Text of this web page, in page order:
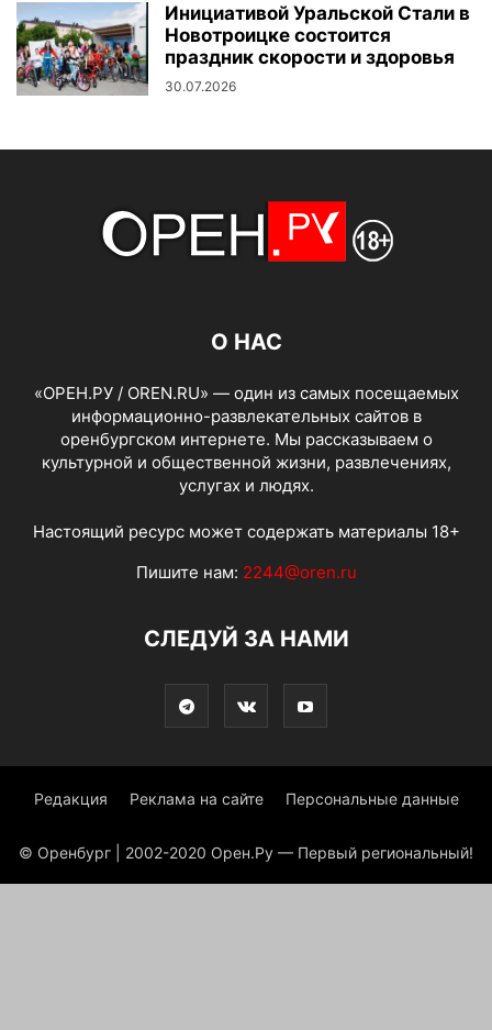
Инициативой Уральской Стали в
Новотроицке состоится
праздник скорости и здоровья
30.07.2026
О НАС
«ОРЕН.РУ / OREN.RU» — один из самых посещаемых
информационно-развлекательных сайтов в
оренбургском интернете. Мы рассказываем о
культурной и общественной жизни, развлечениях,
услугах и людях.
Настоящий ресурс может содержать материалы 18+
Пишите нам: 2244@oren.ru
СЛЕДУЙ ЗА НАМИ
Редакция Реклама на сайте Персональные данные
© Оренбург | 2002-2020 Орен.Ру — Первый региональный!